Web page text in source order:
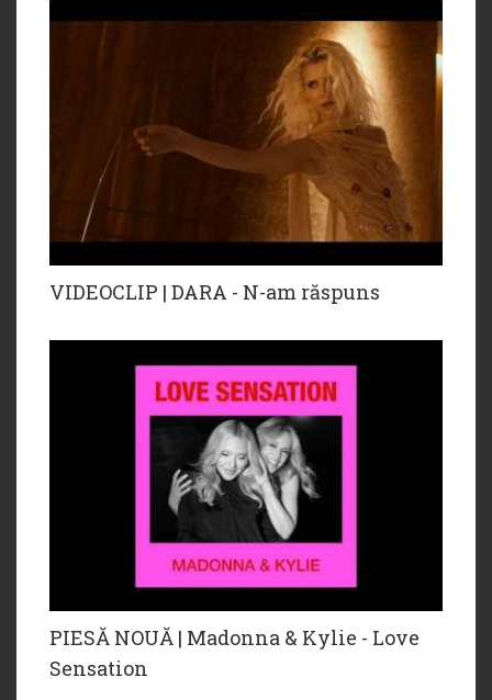
VIDEOCLIP | DARA - N-am răspuns
PIESĂ NOUĂ | Madonna & Kylie - Love
Sensation